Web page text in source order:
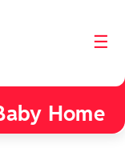
☰
Home